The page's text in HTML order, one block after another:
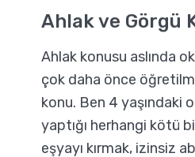
Ahlak ve Görgü
Ahlak konusu aslında
çok daha önce
konu. Ben 4 yaşındaki
yaptığı herhangi kötü
eşyayı kırmak, izinsiz